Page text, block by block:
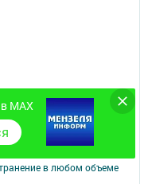
MAX
на сайте, защищены
в любом объеме